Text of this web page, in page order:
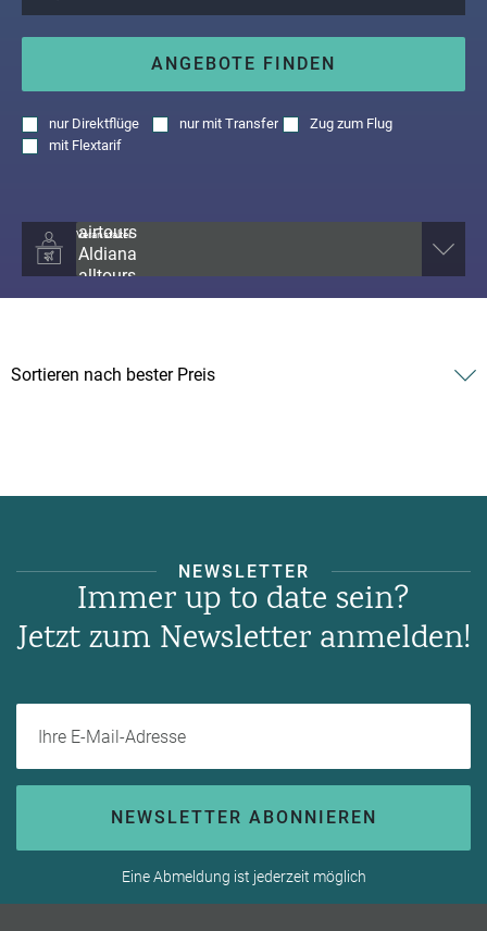
ANGEBOTE FINDEN
nur Direktflüge nurmit Transfer
Zug zum Flug
mit Flextarif
Veranstalter
NEWSLETTER
Immer up to date sein?
Jetzt zum Newsletter anmelden!
NEWSLETTER ABONNIEREN
Eine Abmeldung ist jederzeit möglich